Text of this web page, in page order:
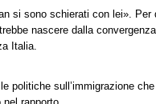
si sono schierati con lei».
nascere dalla
Italia.
politiche sull’immigrazione